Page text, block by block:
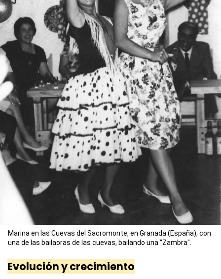
Marina en las Cuevas del Sacromonte, en Granada (España), con
una de las bailaoras de las cuevas, bailando una "Zambra".
Evolución y crecimiento